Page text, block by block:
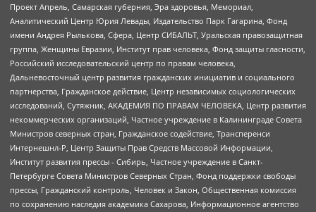
Проект Апрель, Самарская губерния, Эра здоровья, Мемориал,
Аналитический Центр Юрия Левады, Издательство Парк Гагарина, Фонд
имени Андрея Рылькова, Сфера, Центр СИБАЛЬТ, Уральская правозащитная
группа, Женщины Евразии, Институт прав человека, Фонд защиты гласности,
Российский исследовательский центр по правам человека,
Дальневосточный центр развития гражданских инициатив и социального
партнерства, Гражданское действие, Центр независимых социологических
исследований, Сутяжник, АКАДЕМИЯ ПО ПРАВАМ ЧЕЛОВЕКА, Центр развития
некоммерческих организаций, Частное учреждение в Калининграде Совета
Министров северных стран, Гражданское содействие, Трансперенси
Интернешнл-Р, Центр Защиты Прав Средств Массовой Информации,
Институт развития прессы - Сибирь, Частное учреждение в Санкт-
Петербурге Совета Министров Северных Стран, Фонд поддержки свободы
прессы, Гражданский контроль, Человек и Закон, Общественная комиссия
по сохранению наследия академика Сахарова, Информационное агентство